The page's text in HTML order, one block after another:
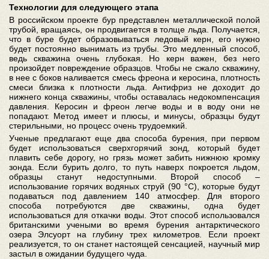
Технологии для следующего этапа
В российском проекте бур представлен металлической полой
трубой, вращаясь, он продвигается в толще льда. Получается,
что в буре будет образовываться ледовый керн, его нужно
будет постоянно вынимать из трубы. Это медленный способ,
ведь скважина очень глубокая. Но керн важен, без него
произойдет повреждение образцов. Чтобы не сжало скважину,
в нее с боков наливается смесь фреона и керосина, плотность
смеси близка к плотности льда. Антифриз не доходит до
нижнего конца скважины, чтобы оставалась недокомпенсация
давления. Керосин и фреон легче воды и в воду они не
попадают. Метод имеет и плюсы, и минусы, образцы будут
стерильными, но процесс очень трудоемкий.
Ученые предлагают еще два способа бурения, при первом
будет использоваться сверхгорячий зонд, который будет
плавить себе дорогу, но грязь может забить нижнюю кромку
зонда. Если бурить долго, то путь наверх покроется льдом,
образцы станут недоступными. Второй способ –
использование горячих водяных струй (90 °C), которые будут
подаваться под давлением 140 атмосфер. Для второго
способа потребуются две скважины, одна будет
использоваться для откачки воды. Этот способ использовался
британскими учеными во время бурения антарктического
озера Элсуорт на глубину трех километров. Если проект
реализуется, то он станет настоящей сенсацией, научный мир
застыл в ожидании будущего чуда.